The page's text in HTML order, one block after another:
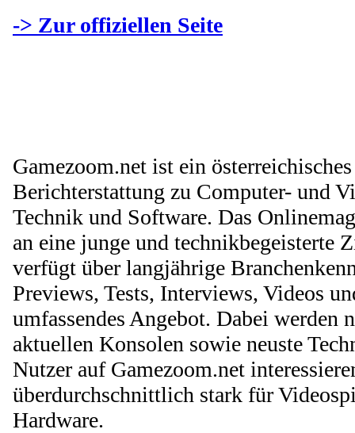
-> Zur offiziellen Seite
Gamezoom.net ist ein
Berichterstattung zu Computer- und
Technik und Software. Das
an eine junge und technikbegeisterte
verfügt über langjährige
Previews, Tests, Interviews, Videos
umfassendes Angebot. Dabei werden
aktuellen Konsolen sowie neuste
Nutzer auf Gamezoom.net
überdurchschnittlich stark für
Hardware.